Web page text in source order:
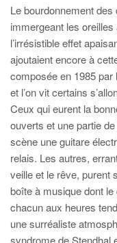
Le bourdonnement
immergeant les
l’irrésistible effet
ajoutaient encore à
composée en 1985 par
et l’on vit certains
Ceux qui eurent la
ouverts et une partie
scène une guitare
relais. Les autres,
veille et le rêve, purent
boîte à musique dont
chacun aux heures
une surréaliste
syndrome de Stendhal